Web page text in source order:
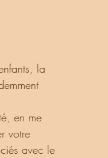
votre
avec le